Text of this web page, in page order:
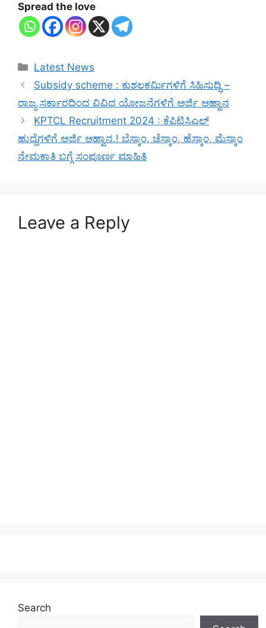
Spread the love
Categories
Latest News
Subsidy scheme : ಕುಶಲಕರ್ಮಿಗಳಿಗೆ ಸಿಹಿಸುದ್ಧಿ –
ರಾಜ್ಯ ಸರ್ಕಾರದಿಂದ ವಿವಿಧ ಯೋಜನೆಗಳಿಗೆ ಅರ್ಜಿ ಆಹ್ವಾನ
KPTCL Recruitment 2024 : ಕೆಪಿಟಿಸಿಎಲ್‌
ಹುದ್ದೆಗಳಿಗೆ ಅರ್ಜಿ ಆಹ್ವಾನ.! ಬೆಸ್ಕಾಂ, ಚೆಸ್ಕಾಂ, ಹೆಸ್ಕಾಂ, ಮೆಸ್ಕಾಂ
ನೇಮಕಾತಿ ಬಗ್ಗೆ ಸಂಪೂರ್ಣ ಮಾಹಿತಿ
Leave a Reply
Search